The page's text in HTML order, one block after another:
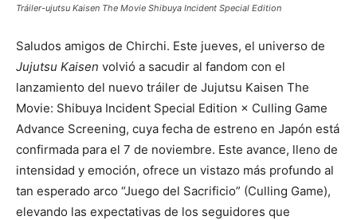
Tráiler-ujutsu Kaisen The Movie Shibuya Incident Special Edition
Saludos amigos de Chirchi. Este jueves, el universo de
Jujutsu Kaisen volvió a sacudir al fandom con el
lanzamiento del nuevo tráiler de Jujutsu Kaisen The
Movie: Shibuya Incident Special Edition × Culling Game
Advance Screening, cuya fecha de estreno en Japón está
confirmada para el 7 de noviembre. Este avance, lleno de
intensidad y emoción, ofrece un vistazo más profundo al
tan esperado arco “Juego del Sacrificio” (Culling Game),
elevando las expectativas de los seguidores que